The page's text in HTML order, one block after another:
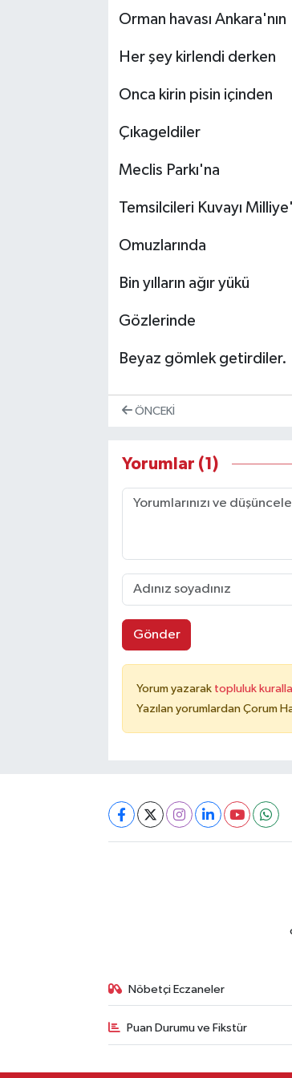
Orman havası Ankara'nın
Her şey kirlendi derken
Onca kirin pisin içinden
Çıkageldiler
Meclis Parkı'na
Temsilcileri Kuvayı
Omuzlarında
Bin yılların ağır yükü
Gözlerinde
Beyaz gömlek getirdiler.
ÖNCEKI
Yorumlar (1)
Gönder
Yorum yazarak topluluk
Yazılan yorumlardan Çorum
Nöbetçi Eczaneler
Puan Durumu ve Fikstür